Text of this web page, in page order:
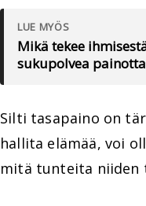
LUE MYÖS
Mikä tekee
sukupolvea
Silti tasapaino on
hallita elämää, voi
mitä tunteita niiden